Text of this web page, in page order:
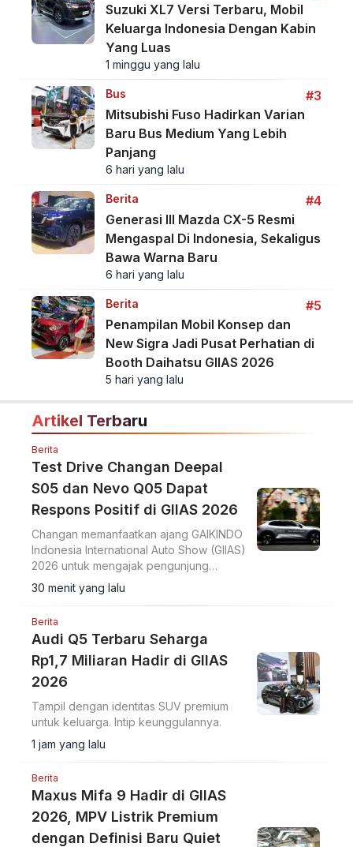
Suzuki XL7 Versi Terbaru, Mobil
Keluarga Indonesia Dengan Kabin
Yang Luas
1 minggu yang lalu
Bus
#3
Mitsubishi Fuso Hadirkan Varian
Baru Bus Medium Yang Lebih
Panjang
6 hari yang lalu
Berita
#4
Generasi III Mazda CX-5 Resmi
Mengaspal Di Indonesia, Sekaligus
Bawa Warna Baru
6 hari yang lalu
Berita
#5
Penampilan Mobil Konsep dan
New Sigra Jadi Pusat Perhatian di
Booth Daihatsu GIIAS 2026
5 hari yang lalu
Artikel Terbaru
Berita
Test Drive Changan Deepal
S05 dan Nevo Q05 Dapat
Respons Positif di GIIAS 2026
Changan memanfaatkan ajang GAIKINDO
Indonesia International Auto Show (GIIAS)
2026 untuk mengajak pengunjung
merasakan langsung performa dua
model terbarunya, Changan Deepal S05
30 menit yang lalu
Berita
Audi Q5 Terbaru Seharga
Rp1,7 Miliaran Hadir di GIIAS
2026
Tampil dengan identitas SUV premium
untuk keluarga. Intip keunggulannya.
1 jam yang lalu
Berita
Maxus Mifa 9 Hadir di GIIAS
2026, MPV Listrik Premium
dengan Definisi Baru Quiet